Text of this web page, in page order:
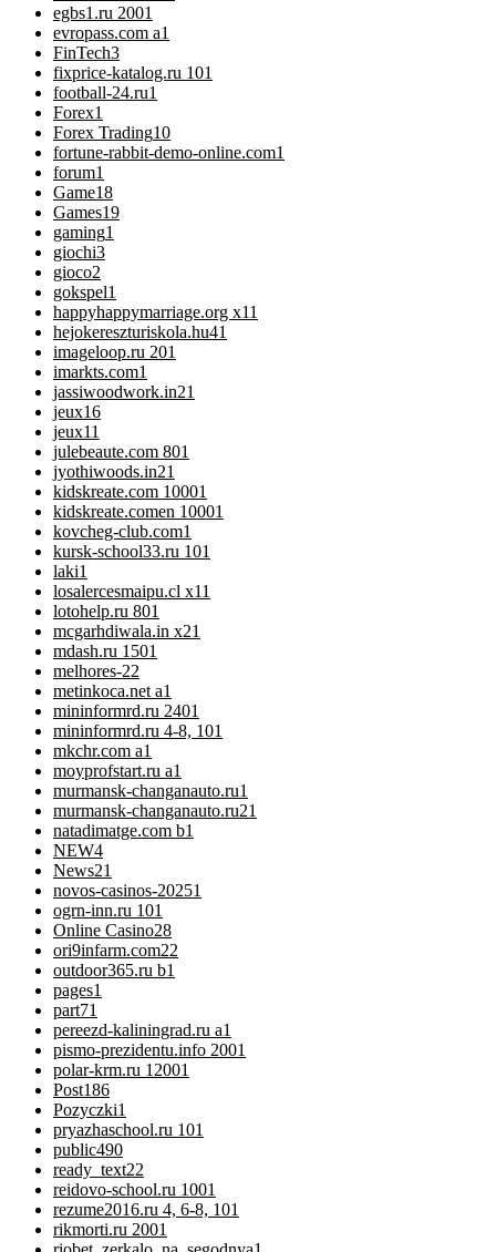
egbs1.ru 2001
evropass.com a1
FinTech3
fixprice-katalog.ru 101
football-24.ru1
Forex1
Forex Trading10
fortune-rabbit-demo-online.com1
forum1
Game18
Games19
gaming1
giochi3
gioco2
gokspel1
happyhappymarriage.org x11
hejokereszturiskola.hu41
imageloop.ru 201
imarkts.com1
jassiwoodwork.in21
jeux16
jeux11
julebeaute.com 801
jyothiwoods.in21
kidskreate.com 10001
kidskreate.comen 10001
kovcheg-club.com1
kursk-school33.ru 101
laki1
losalercesmaipu.cl x11
lotohelp.ru 801
mcgarhdiwala.in x21
mdash.ru 1501
melhores-22
metinkoca.net a1
mininformrd.ru 2401
mininformrd.ru 4-8, 101
mkchr.com a1
moyprofstart.ru a1
murmansk-changanauto.ru1
murmansk-changanauto.ru21
natadimatge.com b1
NEW4
News21
novos-casinos-20251
ogrn-inn.ru 101
Online Casino28
ori9infarm.com22
outdoor365.ru b1
pages1
part71
pereezd-kaliningrad.ru a1
pismo-prezidentu.info 2001
polar-krm.ru 12001
Post186
Pozyczki1
pryazhaschool.ru 101
public490
ready_text22
reidovo-school.ru 1001
rezume2016.ru 4, 6-8, 101
rikmorti.ru 2001